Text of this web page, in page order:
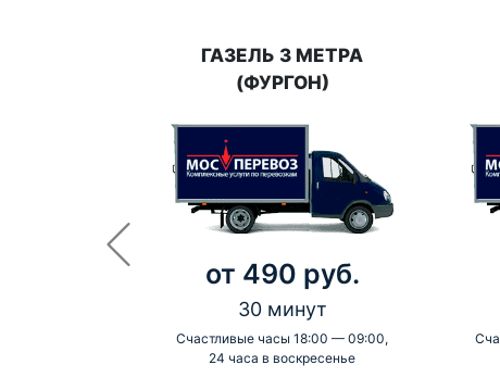
ГАЗЕЛЬ 3 МЕТРА
(ФУРГОН)
от 490 руб.
30 минут
Счастливые часы 18:00 — 09:00,
24 часа в воскресенье
-